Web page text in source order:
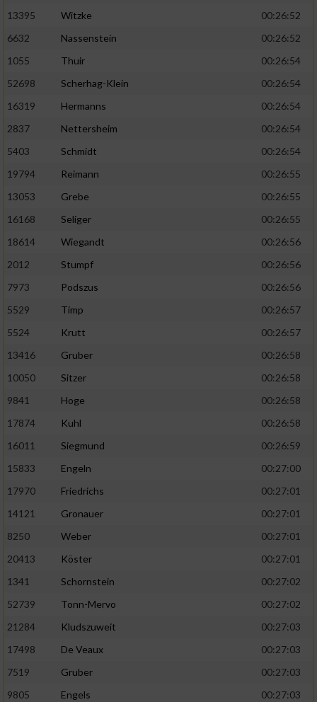
13395
Witzke
00:26:52
6632
Nassenstein
00:26:52
1055
Thuir
00:26:54
52698
Scherhag-Klein
00:26:54
16319
Hermanns
00:26:54
2837
Nettersheim
00:26:54
5403
Schmidt
00:26:54
19794
Reimann
00:26:55
13053
Grebe
00:26:55
16168
Seliger
00:26:55
18614
Wiegandt
00:26:56
2012
Stumpf
00:26:56
7973
Podszus
00:26:56
5529
Timp
00:26:57
5524
Krutt
00:26:57
13416
Gruber
00:26:58
10050
Sitzer
00:26:58
9841
Hoge
00:26:58
17874
Kuhl
00:26:58
16011
Siegmund
00:26:59
15833
Engeln
00:27:00
17970
Friedrichs
00:27:01
14121
Gronauer
00:27:01
8250
Weber
00:27:01
20413
Köster
00:27:01
1341
Schornstein
00:27:02
52739
Tonn-Mervo
00:27:02
21284
Kludszuweit
00:27:03
17498
De Veaux
00:27:03
7519
Gruber
00:27:03
9805
Engels
00:27:03